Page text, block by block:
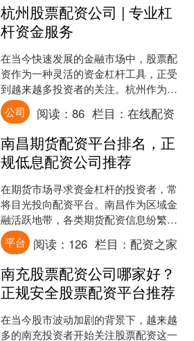
杭州股票配资公司 | 专业杠
杆资金服务
在当今快速发展的金融市场中，股票配
资作为一种灵活的资金杠杆工具，正受
到越来越多投资者的关注。杭州作为中
国重要的经济与金融中心之一，汇聚了
众多专业的股票配资公司，....
公司 阅读： 86 栏目： 在线配资
南昌期货配资平台排名，正
规低息配资公司推荐
在期货市场寻求资金杠杆的投资者，常
将目光投向配资平台。南昌作为区域金
融活跃地带，各类期货配资信息纷繁复
杂，“低息”、“高杠杆”等宣传语充斥网
络。然而，高收益必然....
平台 阅读： 126 栏目：配资之家
南充股票配资公司哪家好？
正规安全股票配资平台推荐
在当今股市波动加剧的背景下，越来越
多的南充投资者开始关注股票配资这一